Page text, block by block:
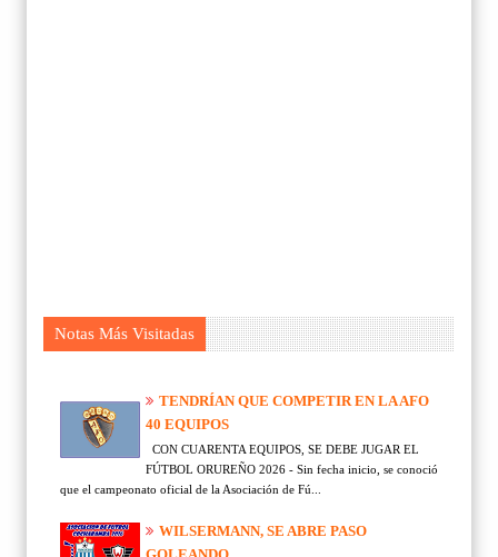
Notas Más Visitadas
TENDRÍAN QUE COMPETIR EN LA AFO
40 EQUIPOS
CON CUARENTA EQUIPOS, SE DEBE JUGAR EL
FÚTBOL ORUREÑO 2026 - Sin fecha inicio, se conoció
que el campeonato oficial de la Asociación de Fú...
WILSERMANN, SE ABRE PASO